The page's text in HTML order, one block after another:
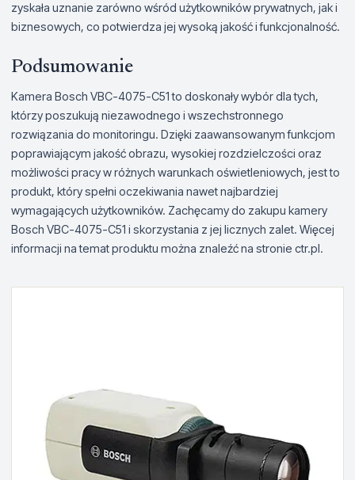
zyskała uznanie zarówno wśród użytkowników prywatnych, jak i
biznesowych, co potwierdza jej wysoką jakość i funkcjonalność.
Podsumowanie
Kamera Bosch VBC-4075-C51 to doskonały wybór dla tych,
którzy poszukują niezawodnego i wszechstronnego
rozwiązania do monitoringu. Dzięki zaawansowanym funkcjom
poprawiającym jakość obrazu, wysokiej rozdzielczości oraz
możliwości pracy w różnych warunkach oświetleniowych, jest to
produkt, który spełni oczekiwania nawet najbardziej
wymagających użytkowników. Zachęcamy do zakupu kamery
Bosch VBC-4075-C51 i skorzystania z jej licznych zalet. Więcej
informacji na temat produktu można znaleźć na stronie ctr.pl.